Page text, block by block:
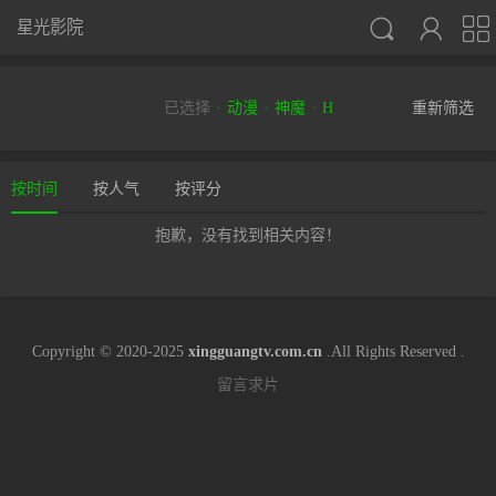



星光影院
已选择 动漫 神魔 H 重新筛选
按时间 按人气 按评分
抱歉，没有找到相关内容！
Copyright © 2020-2025 xingguangtv.com.cn.All Rights Reserved .
留言求片